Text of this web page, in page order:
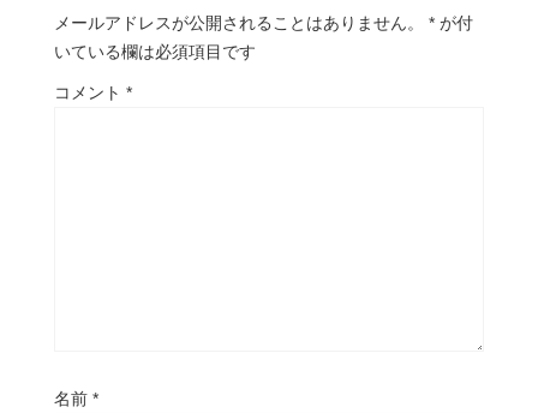
メールアドレスが公開されることはありません。 * が付
いている欄は必須項目です
コメント *
名前 *